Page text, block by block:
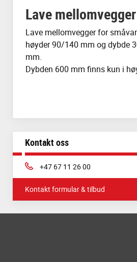
Lave mellomvegger
Lave mellomvegger for
høyder 90/140 mm og dybde
mm.
Dybden 600 mm finns kun i
Kontakt oss
Phone:
+47 67 11 26 00
Kontakt formular & tilbud